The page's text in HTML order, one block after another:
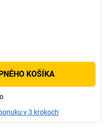
KOŠÍKA
v 3 krokoch